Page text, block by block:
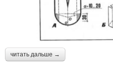
читать дальше →